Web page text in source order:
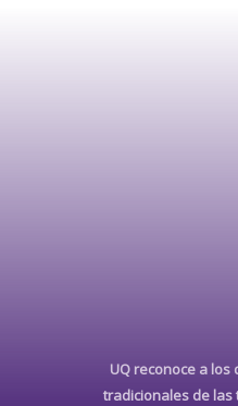
UQ reconoce a
tradicionales de